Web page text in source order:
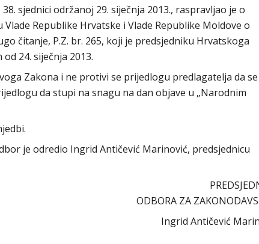
sjednici održanoj 29. siječnja 2013., raspravljao je o
Republike Hrvatske i Vlade Republike Moldove o
čitanje, P.Z. br. 265, koji je predsjedniku Hrvatskoga
24. siječnja 2013.
Zakona i ne protivi se prijedlogu predlagatelja da se
da stupi na snagu na dan objave u „Narodnim
je odredio Ingrid Antičević Marinović, predsjednicu
ODBORA ZA
Ingrid Antičević